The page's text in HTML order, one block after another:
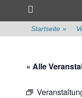
zum
Inhalt
überspringen
Primärmenü
Startseite »
« Alle